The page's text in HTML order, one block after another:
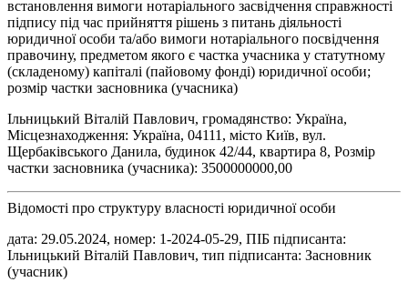
встановлення вимоги нотаріального засвідчення справжності
підпису під час прийняття рішень з питань діяльності
юридичної особи та/або вимоги нотаріального посвідчення
правочину, предметом якого є частка учасника у статутному
(складеному) капіталі (пайовому фонді) юридичної особи;
розмір частки засновника (учасника)
Ільницький Віталій Павлович, громадянство: Україна,
Місцезнаходження: Україна, 04111, місто Київ, вул.
Щербаківського Данила, будинок 42/44, квартира 8, Розмір
частки засновника (учасника): 3500000000,00
Відомості про структуру власності юридичної особи
дата: 29.05.2024, номер: 1-2024-05-29, ПІБ підписанта:
Ільницький Віталій Павлович, тип підписанта: Засновник
(учасник)